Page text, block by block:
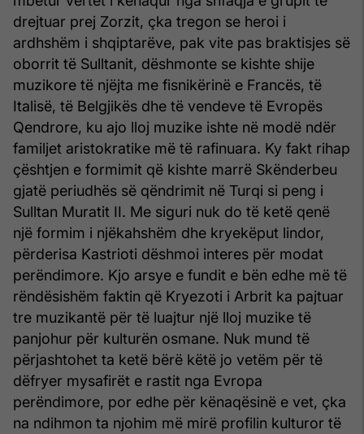
drejtuar prej Zorzit, çka tregon se heroi i
ardhshëm i shqiptarëve, pak vite pas braktisjes së
oborrit të Sulltanit, dëshmonte se kishte shije
muzikore të njëjta me fisnikërinë e Francës, të
Italisë, të Belgjikës dhe të vendeve të Evropës
Qendrore, ku ajo lloj muzike ishte në modë ndër
familjet aristokratike më të rafinuara. Ky fakt rihap
çështjen e formimit që kishte marrë Skënderbeu
gjatë periudhës së qëndrimit në Turqi si peng i
Sulltan Muratit II. Me siguri nuk do të ketë qenë
një formim i njëkahshëm dhe kryekëput lindor,
përderisa Kastrioti dëshmoi interes për modat
perëndimore. Kjo arsye e fundit e bën edhe më të
rëndësishëm faktin që Kryezoti i Arbrit ka pajtuar
tre muzikantë për të luajtur një lloj muzike të
panjohur për kulturën osmane. Nuk mund të
përjashtohet ta ketë bërë këtë jo vetëm për të
dëfryer mysafirët e rastit nga Evropa
perëndimore, por edhe për kënaqësinë e vet, çka
na ndihmon ta njohim më mirë profilin kulturor të